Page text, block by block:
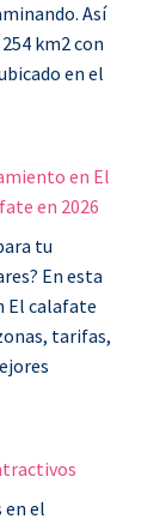
Así
km2 con
en el
en El
en 2026
tu
En esta
El calafate
tarifas,
en el